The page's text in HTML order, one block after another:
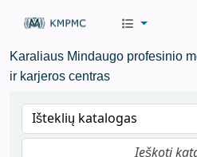
Karaliaus Mindaugo profesinio
ir karjeros centras